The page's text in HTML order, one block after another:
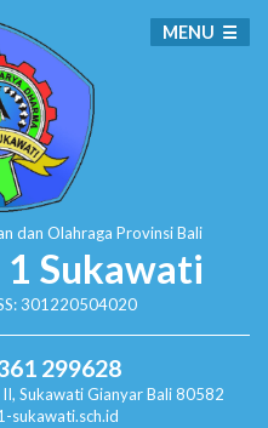
dan Olahraga Provinsi Bali
Sukawati
301220504020
299628
II, SukawatiGianyar Bali 80582
sukawati.sch.id
MENU